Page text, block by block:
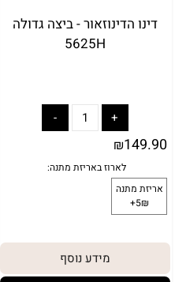
5₪+
דינו הדינוזאור - ביצה גדולה
5625H
₪149.90
מידע נוסף